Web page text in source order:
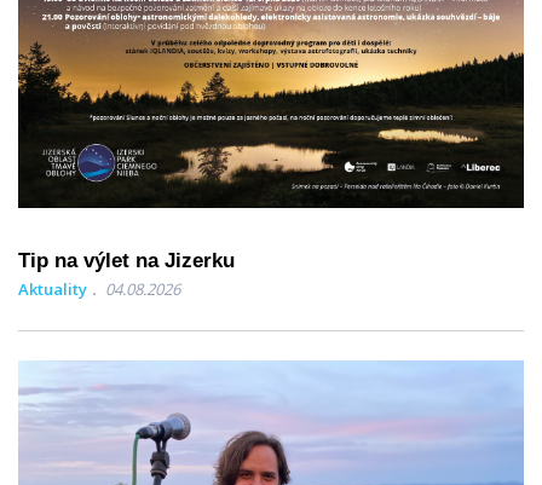
Tip na výlet na Jizerku
Aktuality 04.08.2026